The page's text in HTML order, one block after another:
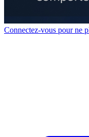
Connectez-vous pour ne